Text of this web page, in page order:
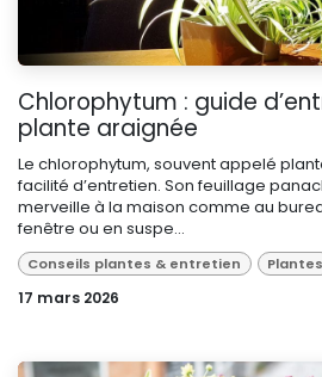
Chlorophytum : guide
plante araignée
Le chlorophytum, souvent appelé
facilité d’entretien. Son feuillage
merveille à la maison comme au
fenêtre ou en suspe...
Conseils plantes & entretien Plantes
17 mars 2026